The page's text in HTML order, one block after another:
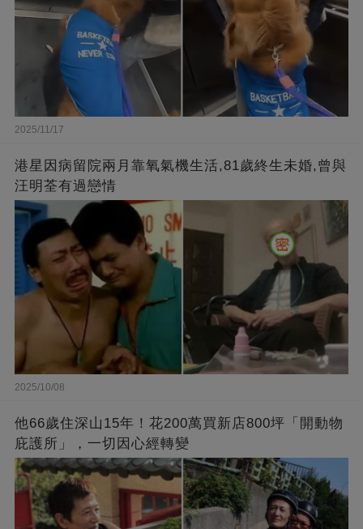
2025/11/17
港星因病留院兩月靠氧氣機生活,81歲終生未婚,曾與
汪明荃有過戀情
2025/10/08
他66歲住深山15年！花200萬買新店800坪「開動物
庇護所」，一切因心經轉變